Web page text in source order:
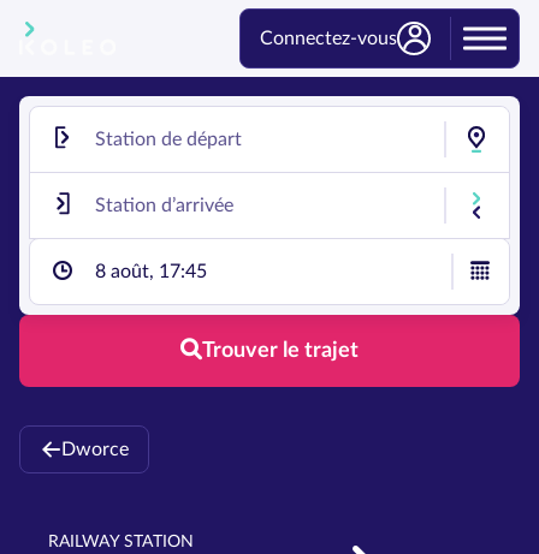
Connectez-vous
8 août, 17:45
Trouver le trajet
Dworce
RAILWAY STATION